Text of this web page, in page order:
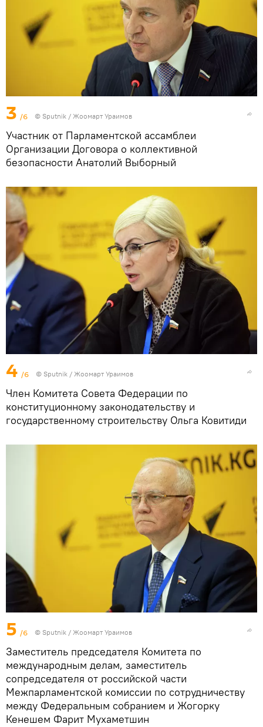
3 /6 © Sputnik / Жоомарт Ураимов
Участник от Парламентской ассамблеи
Организации Договора о коллективной
безопасности Анатолий Выборный
4 /6 © Sputnik / Жоомарт Ураимов
Член Комитета Совета Федерации по
конституционному законодательству и
государственному строительству Ольга Ковитиди
5 /6 © Sputnik / Жоомарт Ураимов
Заместитель председателя Комитета по
международным делам, заместитель
сопредседателя от российской части
Межпарламентской комиссии по сотрудничеству
между Федеральным собранием и Жогорку
Кенешем Фарит Мухаметшин